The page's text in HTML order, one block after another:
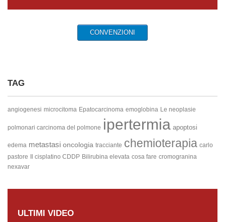
CONVENZIONI
TAG
angiogenesi microcitoma Epatocarcinoma emoglobina Le neoplasie
polmonari carcinoma del polmone ipertermia apoptosi
edema metastasi oncologia tracciante chemioterapia carlo
pastore
Il cisplatino CDDP Bilirubina elevata cosa fare cromogranina
nexavar
ULTIMI VIDEO